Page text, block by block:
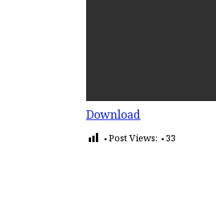
Download
Post Views: 33